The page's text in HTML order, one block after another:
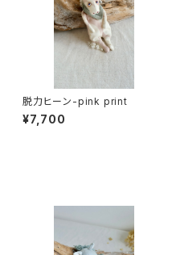
脱力ヒーン-pink print
¥7,700